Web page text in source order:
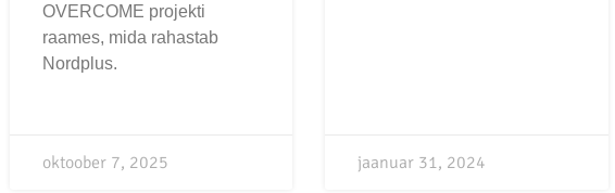
OVERCOME projekti
raames, mida rahastab
Nordplus.
oktoober 7, 2025 jaanuar 31, 2024